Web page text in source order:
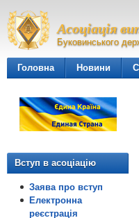
Асоціація
Буковинського
Головна Новини
Вступ в асоціацію
Заява про вступ
Електронна
реєстрація